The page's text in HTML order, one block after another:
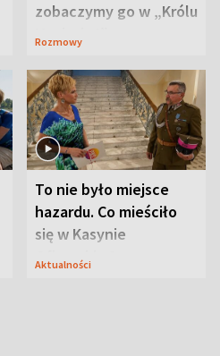
zobaczymy go w „Królu
Maciusiu I”
Rozmowy
To nie było miejsce
hazardu. Co mieściło
się w Kasynie
Oficerskim?
Aktualności